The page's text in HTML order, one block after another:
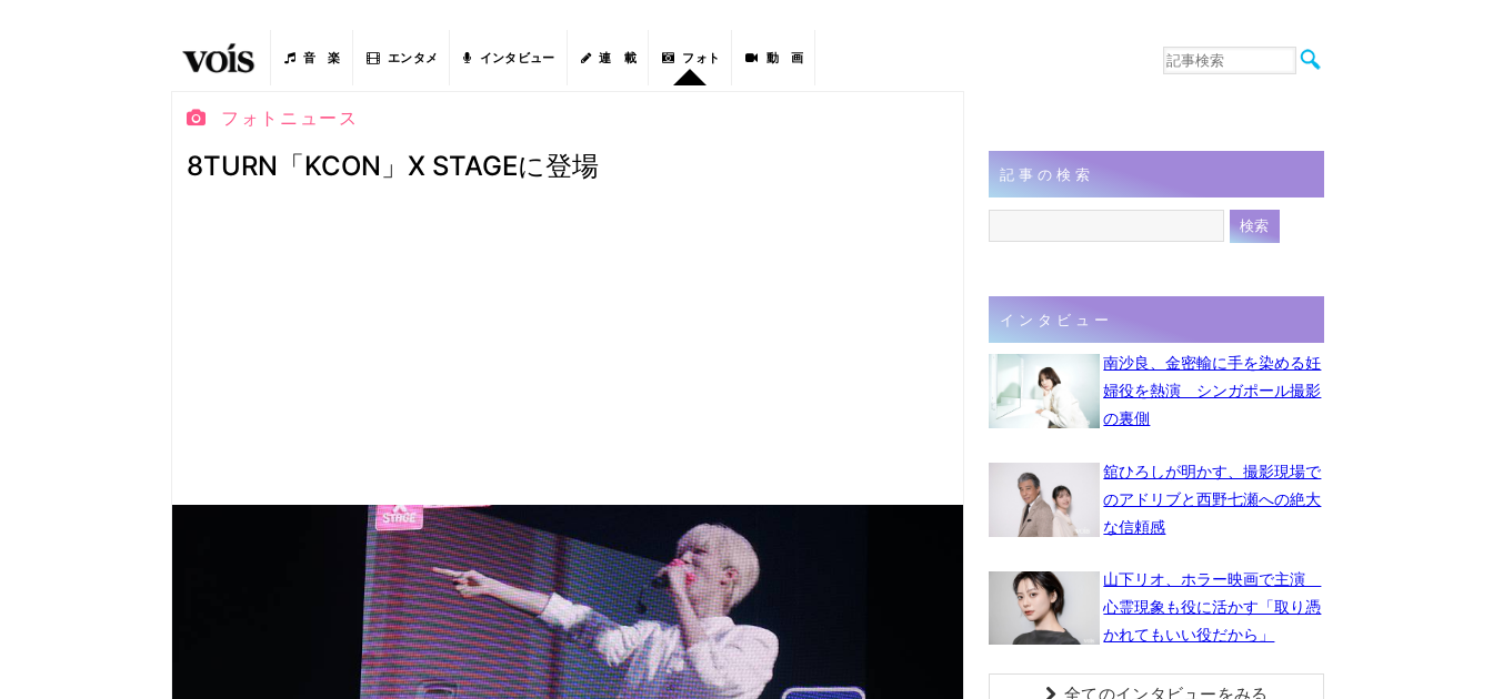
音 楽 エンタメ インタビュー 連 載 フォト 動 画
音楽
連載
フォト
フォトニュース
8TURN「KCON」X STAGEに登場 記事の検索
インタビュー
南沙良、金密輸に手を染める妊
婦役を熱演 シンガポール撮影
の裏側
舘ひろしが明かす、撮影現場で
のアドリブと西野七瀬への絶大
な信頼感
山下リオ、ホラー映画で主演
心霊現象も役に活かす「取り憑
かれてもいい役だから」
全てのインタビューをみる